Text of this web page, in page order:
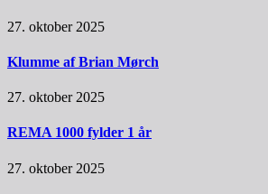
27. oktober 2025
Klumme af Brian Mørch
27. oktober 2025
REMA 1000 fylder 1 år
27. oktober 2025